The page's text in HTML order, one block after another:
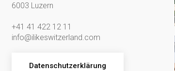
6003 Luzern
+41 41 422 12 11
info@ilikeswitzerland.com
Datenschutzerklärung